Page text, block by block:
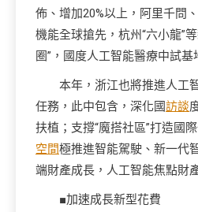
佈、增加20%以上，阿里千問
機能全球搶先，杭州“六小龍”
圈”，國度人工智能醫療中試基
本年，浙江也將推進人工
任務，此中包含，深化國訪談
扶植；支撐“魔搭社區”打造國
空間極推進智能駕駛、新一代
端財產成長，人工智能焦點財
■加速成長新型花費